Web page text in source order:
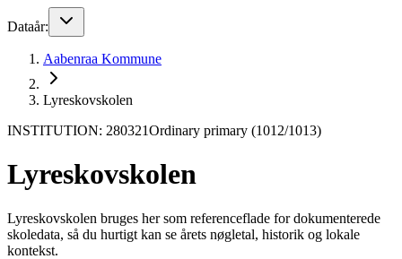
Dataår:
Aabenraa Kommune
Lyreskovskolen
INSTITUTION: 280321Ordinary primary (1012/1013)
Lyreskovskolen
Lyreskovskolen bruges her som referenceflade for dokumenterede
skoledata, så du hurtigt kan se årets nøgletal, historik og lokale
kontekst.